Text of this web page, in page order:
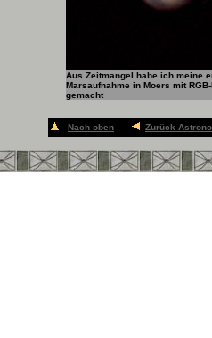
Aus Zeitmangel habe ich meine
Marsaufnahme in Moers mit
gemacht
Nach oben Zurück